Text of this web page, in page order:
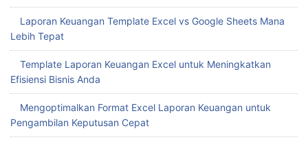
Laporan Keuangan Template Excel vs Google Sheets Mana
Lebih Tepat
Template Laporan Keuangan Excel untuk Meningkatkan
Efisiensi Bisnis Anda
Mengoptimalkan Format Excel Laporan Keuangan untuk
Pengambilan Keputusan Cepat